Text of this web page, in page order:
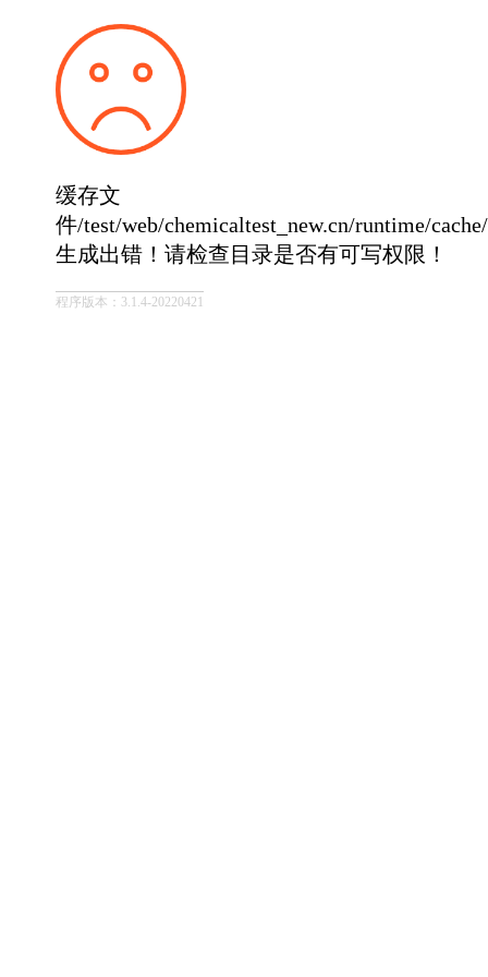
缓存文
件/test/web/chemicaltest_new.cn/runtime/
生成出错！请检查目录是否有可写权限！
程序版本：3.1.4-20220421